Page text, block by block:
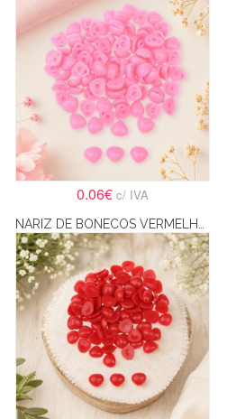
0.06€c/ IVA
NARIZ DE BONECOS VERMELHO TRIÂNGULAR PARA COLAR 10X11MM